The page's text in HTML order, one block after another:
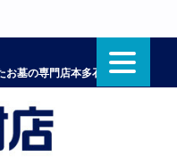
お墓の専門店本多石材店